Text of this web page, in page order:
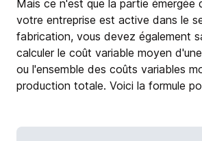
Mais ce n'est que la partie émergée
votre entreprise est active dans le
fabrication, vous devez également
calculer le coût variable moyen
ou l'ensemble des coûts variables
production totale. Voici la formule